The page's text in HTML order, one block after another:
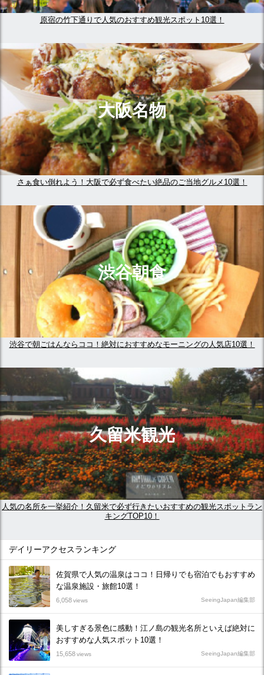
原宿の竹下通りで人気のおすすめ観光スポット10選！
大阪名物
さぁ食い倒れよう！大阪で必ず食べたい絶品のご当地グルメ10選！
渋谷朝食
渋谷で朝ごはんならココ！絶対におすすめなモーニングの人気店10選！
久留米観光
人気の名所を一挙紹介！久留米で必ず行きたいおすすめの観光スポットラン
キングTOP10！
デイリーアクセスランキング
佐賀県で人気の温泉はココ！日帰りでも宿泊でもおすすめ
な温泉施設・旅館10選！
6,058views SeeingJapan編集部
美しすぎる景色に感動！江ノ島の観光名所といえば絶対に
おすすめな人気スポット10選！
15,658views SeeingJapan編集部